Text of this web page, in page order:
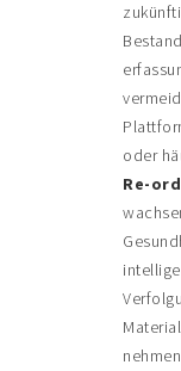
oder
Re-